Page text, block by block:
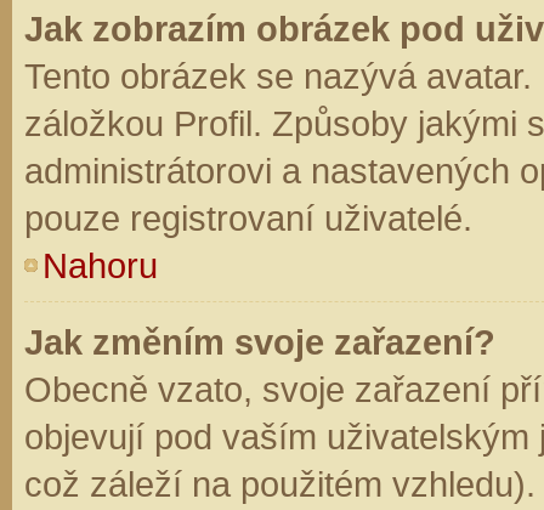
Jak zobrazím obrázek pod
Tento obrázek se nazývá
záložkou Profil. Způsoby jakými
administrátorovi a nastavených
pouze registrovaní uživatelé.
Nahoru
Jak změním svoje zařazení?
Obecně vzato, svoje zařazení
objevují pod vaším
což záleží na použitém